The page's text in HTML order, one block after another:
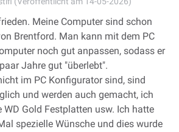
Meine Computer sind schon
Brentford. Man kann mit dem PC
noch gut anpassen, sodass er
Jahre gut "überlebt".
im PC Konfigurator sind, sind
und werden auch gemacht, ich
WD Gold Festplatten usw. Ich hatte
spezielle Wünsche und dies wurde